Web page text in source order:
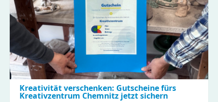
Kreativität verschenken: Gutscheine fürs
Kreativzentrum Chemnitz jetzt sichern